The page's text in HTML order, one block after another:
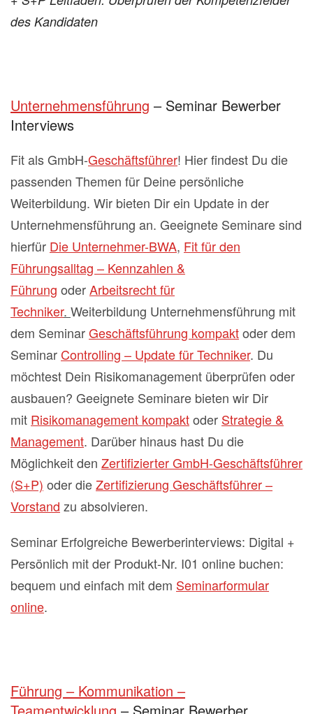
des Kandidaten
Unternehmensführung – Seminar Bewerber
Interviews
Fit als GmbH-Geschäftsführer! Hier findest Du die
passenden Themen für Deine persönliche
Weiterbildung. Wir bieten Dir ein Update in der
Unternehmensführung an. Geeignete Seminare sind
hierfür Die Unternehmer-BWA, Fit für den
Führungsalltag – Kennzahlen &
Führung oderArbeitsrecht für
Techniker. Weiterbildung Unternehmensführung mit
dem SeminarGeschäftsführung kompaktoder dem
Seminar Controlling – Update für Techniker. Du
möchtest Dein Risikomanagement überprüfen oder
ausbauen? Geeignete Seminare bieten wir Dir
mit Risikomanagement kompaktoder Strategie &
Management. Darüber hinaus hast Du die
Möglichkeit den Zertifizierter GmbH-Geschäftsführer
(S+P) oder dieZertifizierung Geschäftsführer –
Vorstand zu absolvieren.
Seminar Erfolgreiche Bewerberinterviews: Digital +
Persönlich mit der Produkt-Nr. I01 online buchen:
bequem und einfach mit dem Seminarformular
online.
Führung – Kommunikation –
Teamentwicklung – Seminar Bewerber